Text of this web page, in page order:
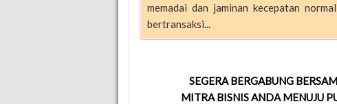
memadai dan jaminan kecepatan
bertransaksi...
SEGERA BERGABUNG
MITRA BISNIS ANDA MENUJU